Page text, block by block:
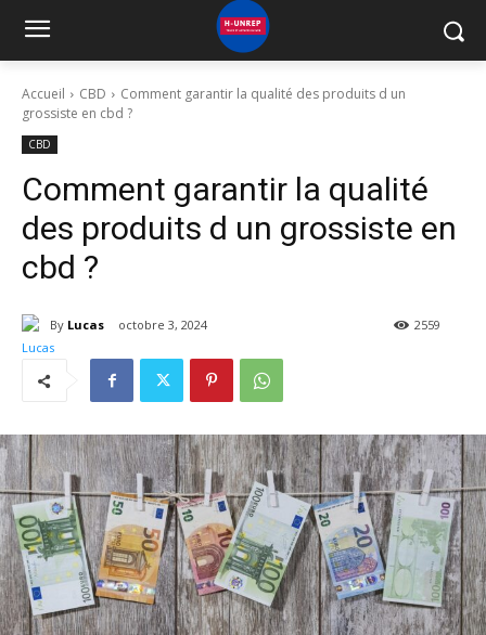
Accueil CBD
Comment garantir la qualité des produits d un
grossiste en cbd ?
CBD
Comment garantir la qualité
des produits d un grossiste en
cbd ?
By Lucas octobre 3, 2024 2559